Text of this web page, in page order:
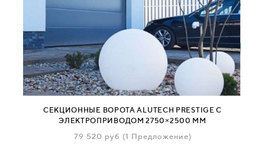
СЕКЦИОННЫЕ ВОРОТА ALUTECH PRESTIGE С
ЭЛЕКТРОПРИВОДОМ 2750×2500 ММ
79 520 руб (1 Предложение)